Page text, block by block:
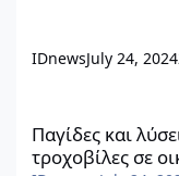
IDnewsJuly 24, 2024
Παγίδες και
τροχοβίλες σε